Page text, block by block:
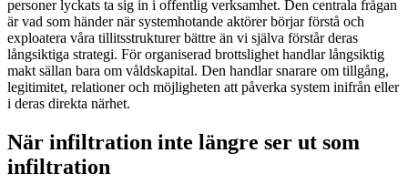
personer lyckats ta sig in i offentlig verksamhet. Den centrala frågan
är vad som händer när systemhotande aktörer börjar förstå och
exploatera våra tillitsstrukturer bättre än vi själva förstår deras
långsiktiga strategi. För organiserad brottslighet handlar långsiktig
makt sällan bara om våldskapital. Den handlar snarare om tillgång,
legitimitet, relationer och möjligheten att påverka system inifrån eller
i deras direkta närhet.
När infiltration inte längre ser ut som
infiltration